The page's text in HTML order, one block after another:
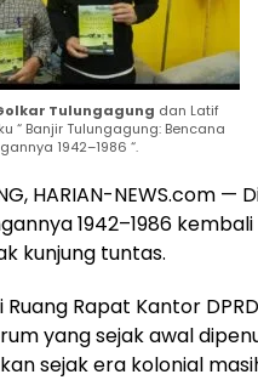
Tulungagung dan Latif
“ Banjir Tulungagung: Bencana
1942–1986 “.
HARIAN-NEWS.com
1942–1986
kunjung tuntas.
Rapat Kantor
yang sejak awal
sejak era kolonial